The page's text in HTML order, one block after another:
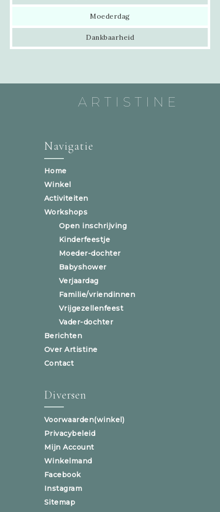
Moederdag
Dankbaarheid
ARTISTINE
Navigatie
Home
Winkel
Activiteiten
Workshops
Open inschrijving
Kinderfeestje
Moeder-dochter
Babyshower
Verjaardag
Familie/vriendinnen
Vrijgezellenfeest
Vader-dochter
Berichten
Over Artistine
Contact
Diversen
Voorwaarden(winkel)
Privacybeleid
Mijn Account
Winkelmand
Facebook
Instagram
Sitemap